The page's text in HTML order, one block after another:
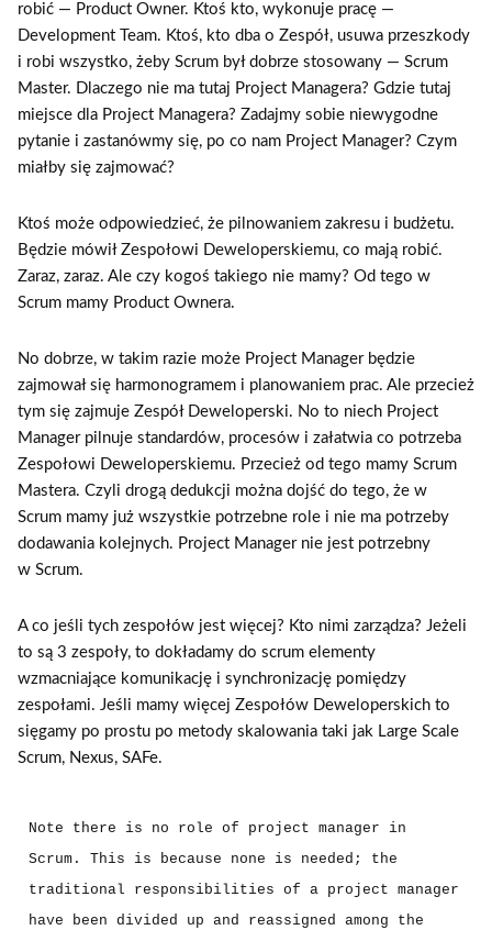
robić — Product Owner. Ktoś kto, wykonuje pracę —
Development Team. Ktoś, kto dba o Zespół, usuwa przeszkody
i robi wszystko, żeby Scrum był dobrze stosowany — Scrum
Master. Dlaczego nie ma tutaj Project Managera? Gdzie tutaj
miejsce dla Project Managera? Zadajmy sobie niewygodne
pytanie i zastanówmy się, po co nam Project Manager? Czym
miałby się zajmować?
Ktoś może odpowiedzieć, że pilnowaniem zakresu i budżetu.
Będzie mówił Zespołowi Deweloperskiemu, co mają robić.
Zaraz, zaraz. Ale czy kogoś takiego nie mamy? Od tego w
Scrum mamy Product Ownera.
No dobrze, w takim razie może Project Manager będzie
zajmował się harmonogramem i planowaniem prac. Ale przecież
tym się zajmuje Zespół Deweloperski. No to niech Project
Manager pilnuje standardów, procesów i załatwia co potrzeba
Zespołowi Deweloperskiemu. Przecież od tego mamy Scrum
Mastera. Czyli drogą dedukcji można dojść do tego, że w
Scrum mamy już wszystkie potrzebne role i nie ma potrzeby
dodawania kolejnych. Project Manager nie jest potrzebny
w Scrum.
A co jeśli tych zespołów jest więcej? Kto nimi zarządza? Jeżeli
to są 3 zespoły, to dokładamy do scrum elementy
wzmacniające komunikację i synchronizację pomiędzy
zespołami. Jeśli mamy więcej Zespołów Deweloperskich to
sięgamy po prostu po metody skalowania taki jak Large Scale
Scrum, Nexus, SAFe.
Note there is no role of project manager in
Scrum. This is because none is needed; the
traditional responsibilities of a project manager
have been divided up and reassigned among the